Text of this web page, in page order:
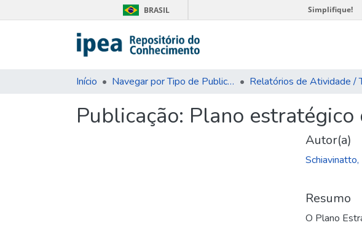
BRASIL Simplifique!
Início Navegar por Tipo de Publicação
Publicação: Plano
Autor(a)
Schiavinatto,
Resumo
O Plano